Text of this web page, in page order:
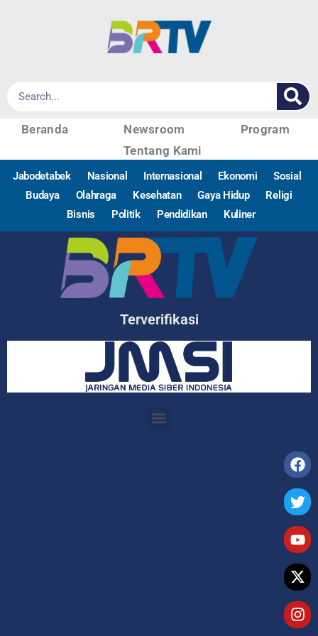
Beranda Newsroom
Program
Tentang Kami
Jabodetabek Nasional Internasional Ekonomi
Sosial
Budaya
Olahraga Kesehatan Gaya Hidup
Religi
Bisnis
Politik Pendidikan Kuliner
Terverifikasi